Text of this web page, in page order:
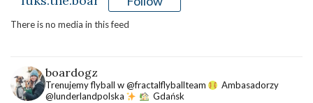
There is no media in this feed
boardogz
Trenujemy flyball w @fractalflyballteam
Ambasadorzy
@lunderlandpolska
Gdańsk